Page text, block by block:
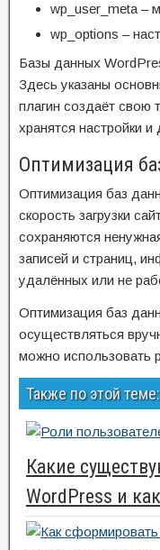
wp_user_meta –
wp_options –
Базы данных
Здесь указаны
плагин создаёт свою
хранятся настройки
Оптимизация
Оптимизация баз
скорость загрузки
сохраняются
записей и страниц,
удалённых или не
Оптимизация баз
осуществляться
можно использовать
Также по этой теме:
Какие
WordPress и